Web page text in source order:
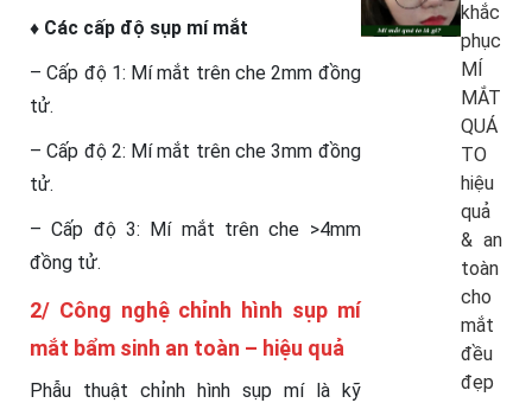
♦ Các cấp độ sụp mí mắt
– Cấp độ 1: Mí mắt trên che 2mm đồng
tử.
– Cấp độ 2: Mí mắt trên che 3mm đồng
tử.
– Cấp độ 3: Mí mắt trên che >4mm
đồng tử.
2/ Công nghệ chỉnh hình sụp mí
mắt bẩm sinh an toàn – hiệu quả
Phẫu thuật chỉnh hình sụp mí là kỹ
khắc
phục
MÍ
MẮT
QUÁ
TO
hiệu
quả
& an
toàn
cho
mắt
đều
đẹp